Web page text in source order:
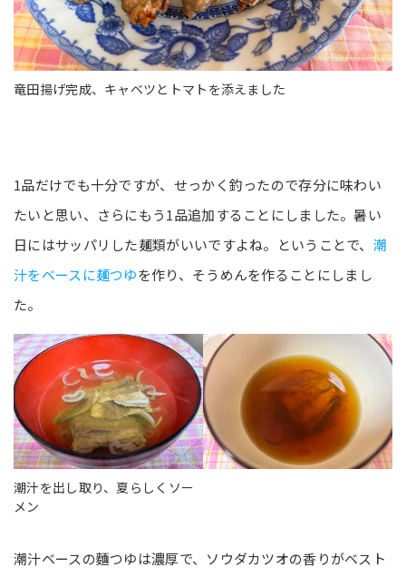
竜田揚げ完成、キャベツとトマトを添えました
1品だけでも十分ですが、せっかく釣ったので存分に味わい
たいと思い、さらにもう1品追加することにしました。暑い
日にはサッパリした麺類がいいですよね。ということで、 潮
汁をベースに麺つゆを作り、そうめんを作ることにしまし
た。
潮汁を出し取り、夏らしくソー
メン
潮汁ベースの麵つゆは濃厚で、ソウダカツオの香りがベスト